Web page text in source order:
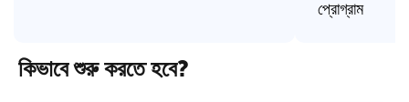
প্রোগ্রাম
কিভাবে শুরু করতে হবে?